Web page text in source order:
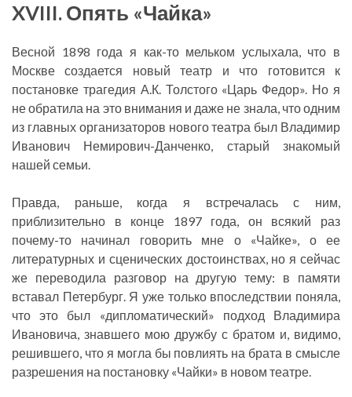
XVIII. Опять «Чайка»
Весной 1898 года я как-то мельком услыхала, что в
Москве создается новый театр и что готовится к
постановке трагедия А.К. Толстого «Царь Федор». Но я
не обратила на это внимания и даже не знала, что одним
из главных организаторов нового театра был Владимир
Иванович Немирович-Данченко, старый знакомый
нашей семьи.
Правда, раньше, когда я встречалась с ним,
приблизительно в конце 1897 года, он всякий раз
почему-то начинал говорить мне о «Чайке», о ее
литературных и сценических достоинствах, но я сейчас
же переводила разговор на другую тему: в памяти
вставал Петербург. Я уже только впоследствии поняла,
что это был «дипломатический» подход Владимира
Ивановича, знавшего мою дружбу с братом и, видимо,
решившего, что я могла бы повлиять на брата в смысле
разрешения на постановку «Чайки» в новом театре.